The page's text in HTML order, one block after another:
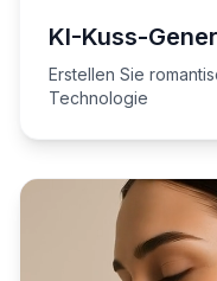
KI-Kuss-
Erstellen Sie
Technologie